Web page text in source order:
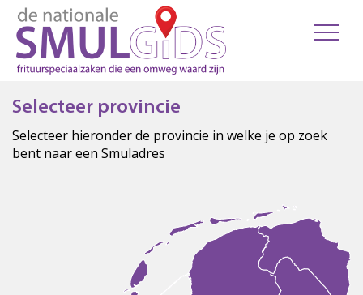
Selecteer provincie
Selecteer hieronder de provincie in welke je op zoek
bent naar een Smuladres